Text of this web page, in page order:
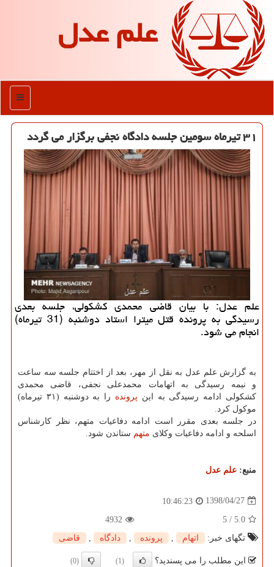
علم عدل
منو
۳۱ تیرماه سومین جلسه دادگاه نجفی برگزار می گردد
علم عدل: با بیان قاضی محمدی كشكولی، جلسه بعدی
رسیدگی به پرونده قتل میترا استاد دوشنبه (31 تیرماه)
انجام می شود.
به گزارش علم عدل به نقل از مهر، بعد از اختتام جلسه سه ساعت
و نیمه رسیدگی به اتهامات محمدعلی نجفی، قاضی محمدی
كشكولی ادامه رسیدگی به این پرونده
را به دوشنبه (۳۱ تیرماه)
موكول كرد.
در جلسه بعدی مقرر است ادامه دفاعیات متهم، نظر كارشناس
اسلحه و ادامه دفاعیات وكلای متهم ستاندن شود.
منبع: علم عدل
1398/04/27
10:46:23
5.0
/
5
4932
تگهای خبر:
اتهام پرونده دادگاه قاضی
این مطلب را می پسندید؟ (1)
(0)